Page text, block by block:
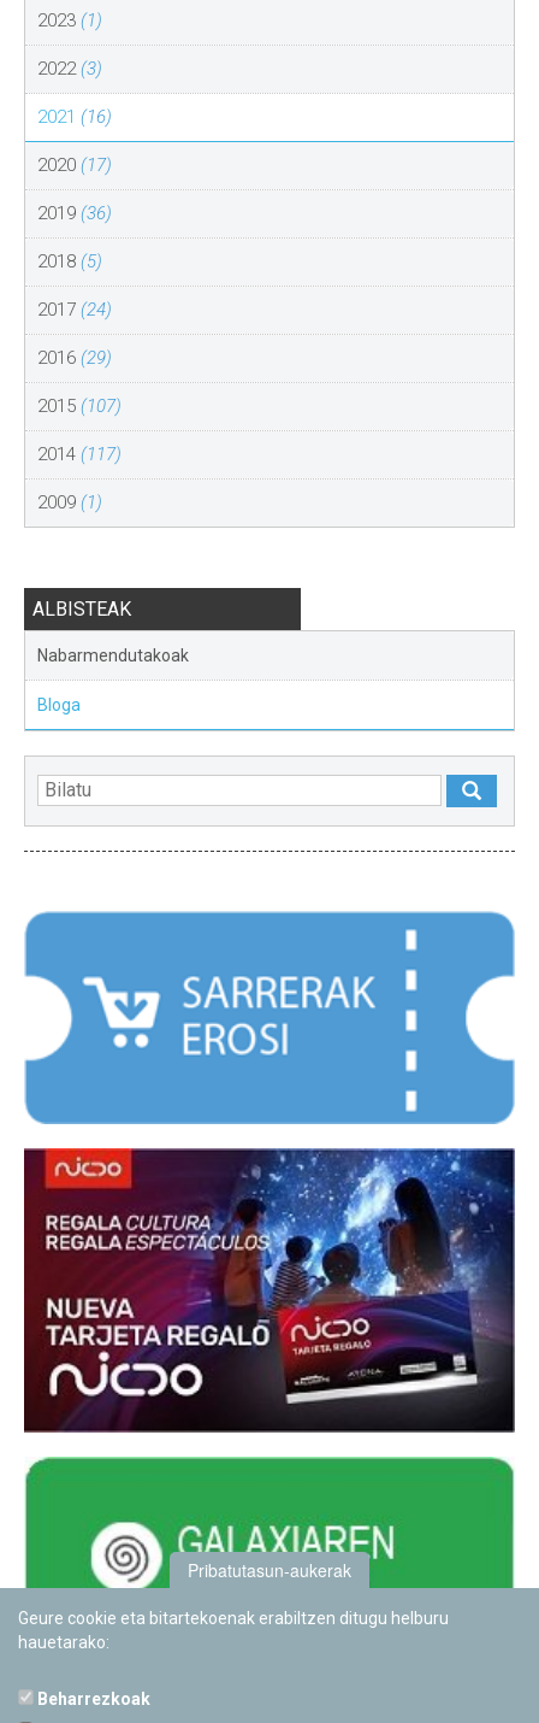
2023 (1)
2022(3)
2021 (16)
2020 (17)
2019 (36)
2018 (5)
2017 (24)
2016 (29)
2015 (107)
2014 (117)
2009 (1)
ALBISTEAK
Nabarmendutakoak
Bloga
Pribatutasun-aukerak
Geure cookie eta bitartekoenak erabiltzen ditugu helburu
hauetarako:
Beharrezkoak